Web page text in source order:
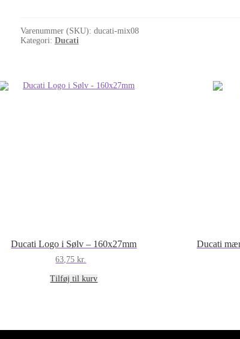
i
Sølv
Varenummer (SKU): ducati-mix08
Kategori: Ducati
Ducati Logo i Sølv – 160x27mm
63,75kr.
Tilføj til kurv
Ducati